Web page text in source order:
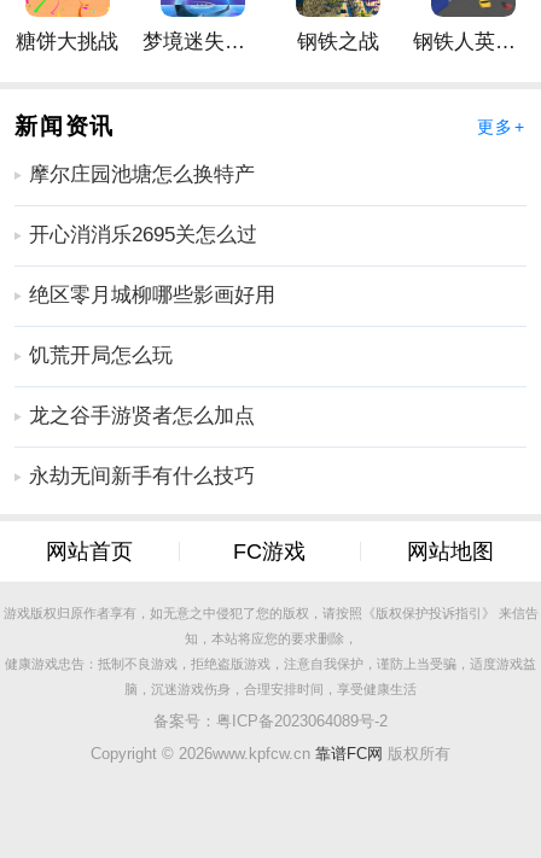
在手游的各个区域进行驾驶模拟。
手游内容
2、可以使用的道具非常多，全部采用3D手游图形。
手游优势
1、玩家都可以在这里体验到非常自由的荒野驾驶的乐
2、可以驾驶着不同的赛车在各种复杂的环境中进行比
赛，也能感受到越野车给玩家带来的极致性能。
3、在驾驶的过程中还可以随意切换不同的视角，可以感
受到不同视角给玩家带来的精彩手游体验。
更多好玩实用的手游，请持续关注
糖饼大挑战 梦境迷失星辰 钢铁之战 钢铁人英雄3D
新闻资讯 更多+
摩尔庄园池塘怎么换特产
开心消消乐2695关怎么过
绝区零月城柳哪些影画好用
饥荒开局怎么玩
龙之谷手游贤者怎么加点
永劫无间新手有什么技巧
网站首页 FC游戏 网站地图
游戏版权归原作者享有，如无意之中侵犯了您的版权，请按照《版权保护投诉指引》 来信告
知，本站将应您的要求删除，
健康游戏忠告：抵制不良游戏，拒绝盗版游戏，注意自我保护，谨防上当受骗，适度游戏益
脑，沉迷游戏伤身，合理安排时间，享受健康生活
备案号： 粤ICP备2023064089号-2
Copyright © 2026www.kpfcw.cn 靠谱FC网 版权所有